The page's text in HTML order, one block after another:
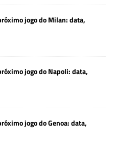
jogo do Milan: data,
jogo do Napoli: data,
jogo do Genoa: data,